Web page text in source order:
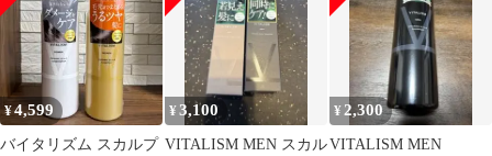
¥4,599
バイタリズム スカルプ
¥3,100
VITALISM MEN スカル
¥ 2,300
VITALISM MEN